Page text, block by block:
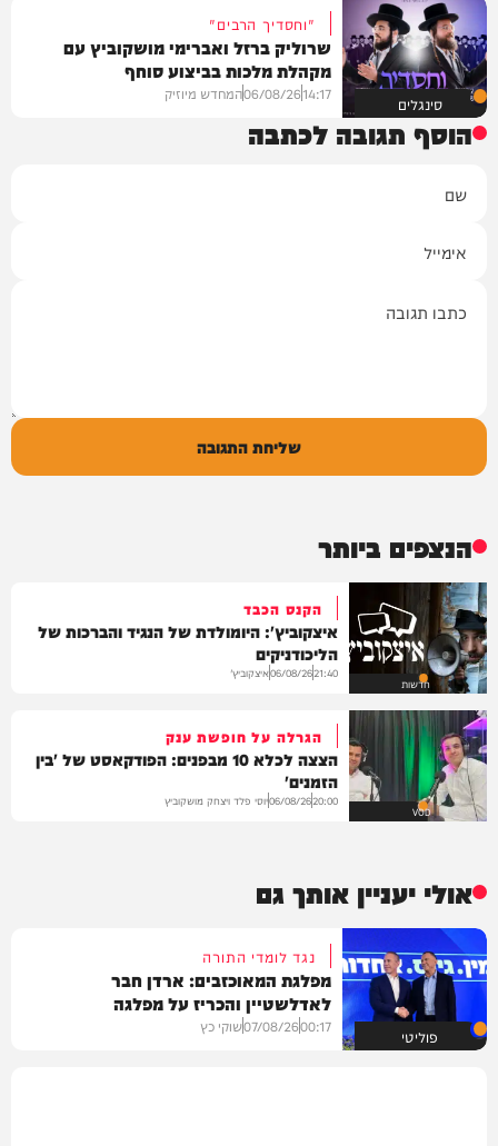
סינגלים
"וחסדיך הרבים"
שרוליק ברזל ואברימי מושקוביץ עם
מקהלת מלכות בביצוע סוחף
14:17
06/08/26המחדש מיוזיק
הוסף תגובה לכתבה
שליחת התגובה
הנצפים ביותר
חדשות
הקנס הכבד
איצקוביץ': היומולדת של הנגיד והברכות של
הליכודניקים
21:40
06/08/26איצקוביץ'
VOD
הגרלה על חופשת ענק
הצצה לכלא 10 מבפנים: הפודקאסט של 'בין
הזמנים'
20:00
06/08/26יוסי פלד ויצחק מושקוביץ
אולי יעניין אותך גם
פוליטי
נגד לומדי התורה
מפלגת המאוכזבים: ארדן חבר
לאדלשטיין והכריז על מפלגה
00:17
07/08/26שוקי כץ